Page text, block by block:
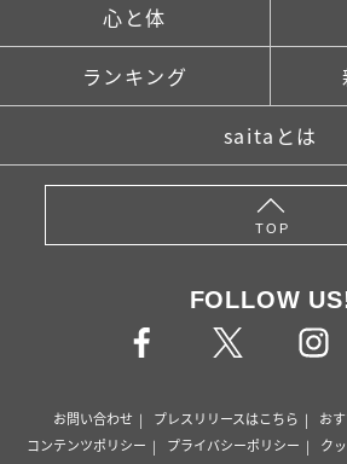
心と体
ランキング
saitaとは
TOP
FOLLOW
お問い合わせ プレスリリースはこちら お
コンテンツポリシー
プライバシーポリシー ク